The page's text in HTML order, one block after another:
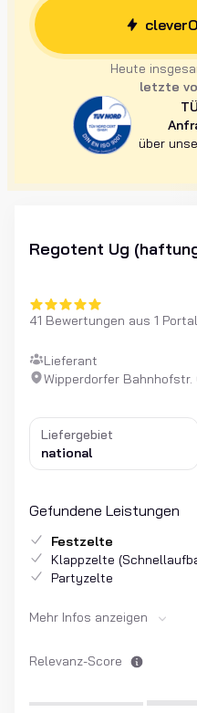
Heute
letzte
über
Regotent Ug
41 Bewertungen aus 1 Portal
Lieferant
Wipperdorfer
Liefergebiet
national
Gefundene Leistungen
Festzelte
Klappzelte
Partyzelte
Mehr Infos anzeigen
Relevanz-Score